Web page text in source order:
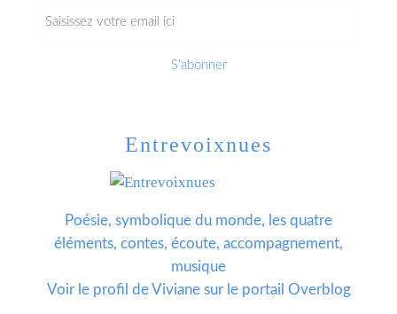
Entrevoixnues
Poésie, symbolique du monde, les quatre
éléments, contes, écoute, accompagnement,
musique
Voir le profil deVivianesur le portail Overblog